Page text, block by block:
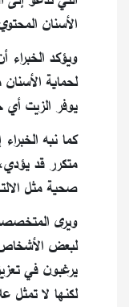
الأسنان
ويؤكد الخبراء
لحماية
يوفر الزيت أي
كما نبه
متكرر قد
صحية مثل
ويرى
لبعض الأشخاص
يرغبون في
لكنها لا تمثل